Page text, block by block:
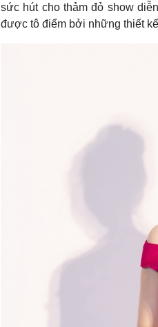
sức hút cho thảm đỏ show
được tô điểm bởi những thiết